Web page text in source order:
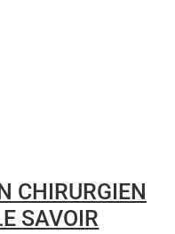
CHIRURGIEN
SAVOIR